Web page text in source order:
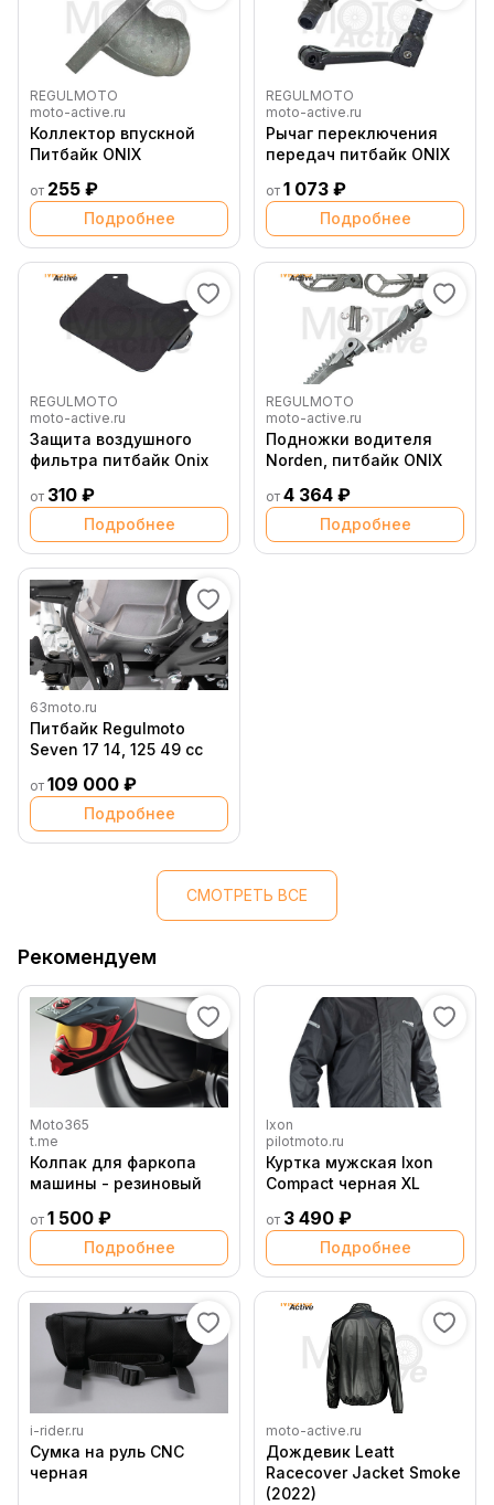
REGULMOTO
moto-active.ru
Коллектор впускной
Питбайк ONIX
от 255 ₽
Подробнее
REGULMOTO
moto-active.ru
Рычаг переключения
передач питбайк ONIX
от 1 073 ₽
Подробнее
REGULMOTO
moto-active.ru
Защита воздушного
фильтра питбайк Onix
от 310 ₽
Подробнее
REGULMOTO
moto-active.ru
Подножки водителя
Norden, питбайк ONIX
от 4 364 ₽
Подробнее
63moto.ru
Питбайк Regulmoto
Seven 17 14, 125 49 cc
от 109 000 ₽
Подробнее
СМОТРЕТЬ ВСЕ
Рекомендуем
Moto365
t.me
Колпак для фаркопа
машины - резиновый
от 1 500 ₽
Подробнее
Ixon
pilotmoto.ru
Куртка мужская Ixon
Compact черная XL
от 3 490 ₽
Подробнее
i-rider.ru
Сумка на руль CNC
черная
moto-active.ru
Дождевик Leatt
Racecover Jacket Smoke
(2022)